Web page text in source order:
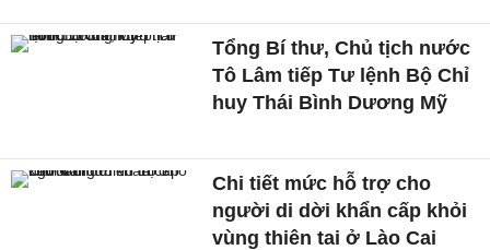
Tổng Bí thư, Chủ tịch nước
Tô Lâm tiếp Tư lệnh Bộ Chỉ
huy Thái Bình Dương Mỹ
Chi tiết mức hỗ trợ cho
người di dời khẩn cấp khỏi
vùng thiên tai ở Lào Cai